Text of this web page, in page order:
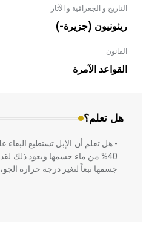
التاريخ و الجغرافية و الآثار
ريئونيون (جزيرة-)
القانون
القواعد الآمرة
هل تعلم؟
- هل تعلم أن الأبلق نوع من
بالعمارة الإسلامية في بلاد
المعمار على بناء مداميكه وخاصة
- هل تعلم أن الإبل تستطيع البقاء
40% من ماء جسمها ويعود ذلك
جسمها تبعاً لتغير درجة حرارة الجو،